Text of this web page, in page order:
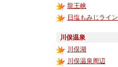
龍王峡
日塩もみじライン
川俣温泉
川俣湖
川俣温泉周辺